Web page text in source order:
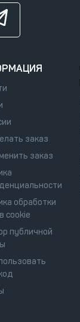
заказ
заказ
обработки
cookie
публичной